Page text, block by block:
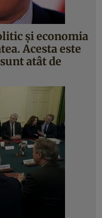
și economia
Acesta este
atât de